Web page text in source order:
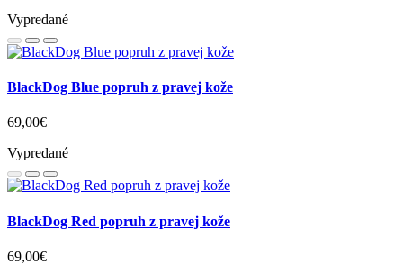
Vypredané
BlackDog Blue popruh z pravej kože
69,00€
Vypredané
BlackDog Red popruh z pravej kože
69,00€